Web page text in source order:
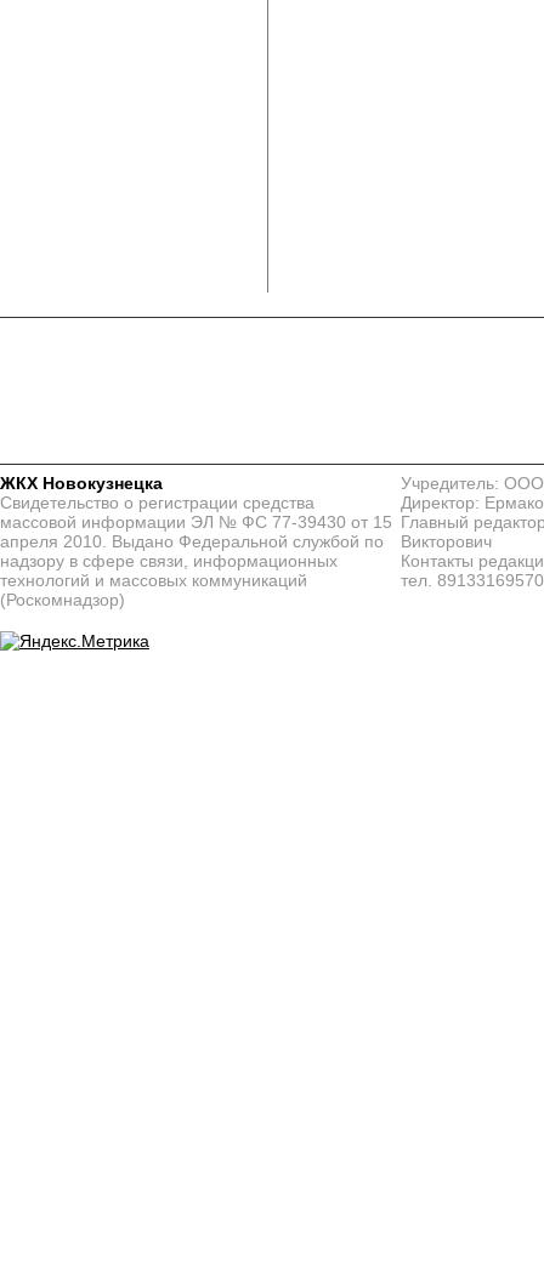
ЖКХ Новокузнецка
Свидетельство о регистрации средства
массовой информации ЭЛ № ФС 77-39430 от 15
апреля 2010. Выдано Федеральной службой по
надзору в сфере связи, информационных
технологий и массовых коммуникаций
(Роскомнадзор)
Учредитель:
Директор:
Главный
Викторович
Контакты
тел. 89133169570